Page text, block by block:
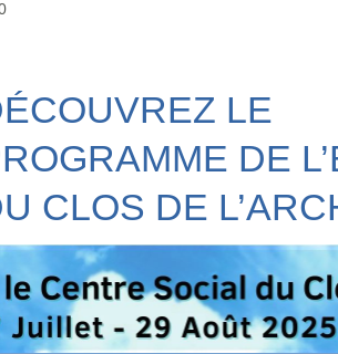
LE
DE
CLOS DE